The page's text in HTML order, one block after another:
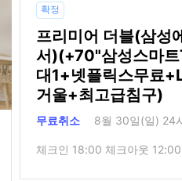
확정
프리미어 더블(삼성
서)(+70"삼성스마
대1+넷플릭스무료
거울+최고급침구)
무료취소 8월 30일(일) 24
체크인 18:00 체크아웃 12:00